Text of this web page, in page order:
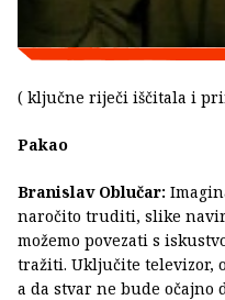
( ključne riječi iščitala i
Pakao
Branislav Oblučar:
naročito truditi, slike
možemo povezati s
tražiti. Uključite televizor,
a da stvar ne bude očajno